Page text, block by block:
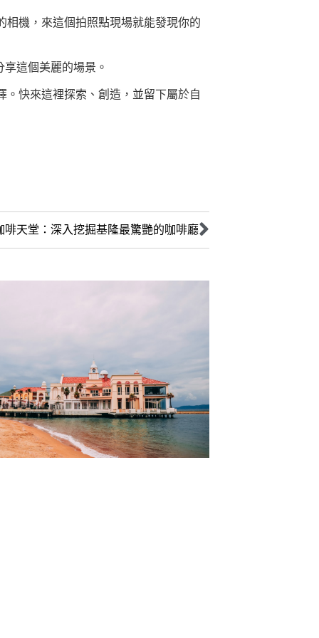
相機，來這個拍照點現場就能發現你的
這個美麗的場景。
快來這裡探索、創造，並留下屬於自
啡天堂：深入挖掘基隆最驚艷的咖啡廳